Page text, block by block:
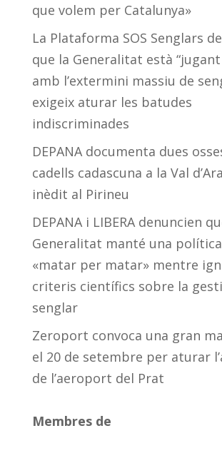
que volem per Catalunya»
La Plataforma SOS Senglars
que la Generalitat està
amb l’extermini massiu de
exigeix aturar les batudes
indiscriminades
DEPANA documenta dues
cadells cadascuna a la Val
inèdit al Pirineu
DEPANA i LIBERA denuncien
Generalitat manté una
«matar per matar» mentre
criteris científics sobre la
senglar
Zeroport convoca una gran
el 20 de setembre per aturar
de l’aeroport del Prat
Membres de